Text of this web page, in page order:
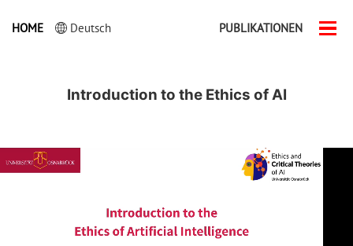
HOME Deutsch PUBLIKATIONEN
Introduction to the Ethics of AI